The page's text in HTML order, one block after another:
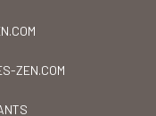
ZEN.COM